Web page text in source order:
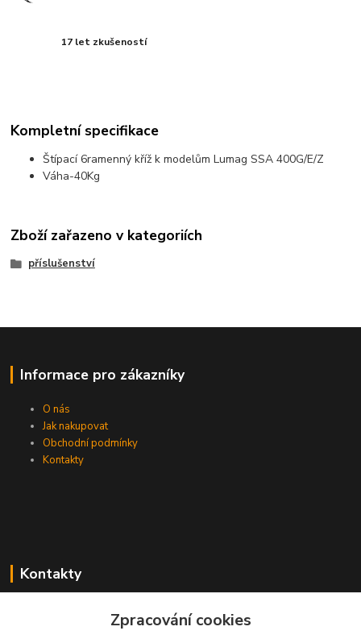
17 let zkušeností
Kompletní specifikace
Štípací 6ramenný kříž k modelům Lumag SSA 400G/E/Z
Váha-40Kg
Zboží zařazeno v kategoriích
příslušenství
Informace pro zákazníky
O nás
Jak nakupovat
Obchodní podmínky
Kontakty
Kontakty
+420 733 530 378
Zpracování cookies